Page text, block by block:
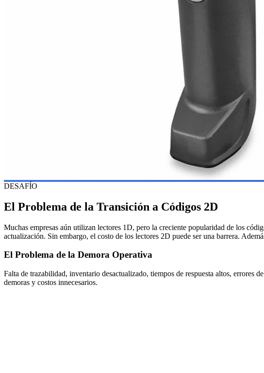
DESAFÍO
El Problema de la Transición a Códigos 2D
Muchas empresas aún utilizan lectores 1D, pero la creciente popularidad de los
actualización. Sin embargo, el costo de los lectores 2D puede ser una barrera.
El Problema de la Demora Operativa
Falta de trazabilidad, inventario desactualizado, tiempos de respuesta altos, errores
demoras y costos innecesarios.